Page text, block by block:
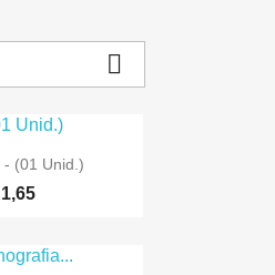

rápida
- (01 Unid.)